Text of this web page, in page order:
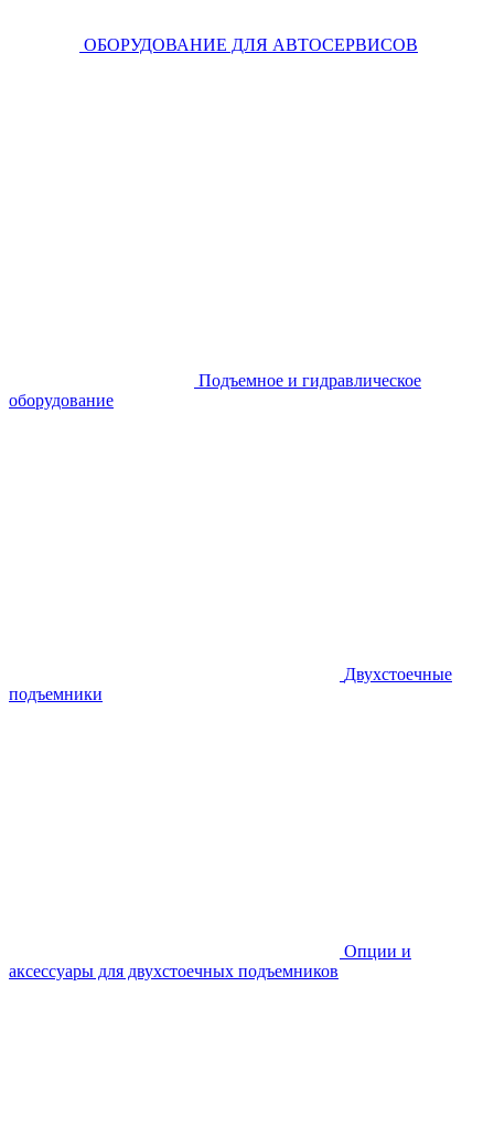
ОБОРУДОВАНИЕ ДЛЯ АВТОСЕРВИСОВ
Подъемное и гидравлическое
оборудование
Двухстоечные
подъемники
Опции и
аксессуары для двухстоечных подъемников